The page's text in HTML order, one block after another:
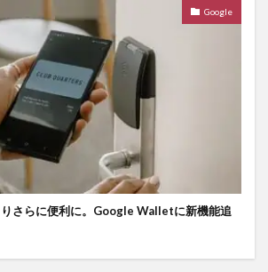
Google
さらに便利に。Google Walletに新機能追